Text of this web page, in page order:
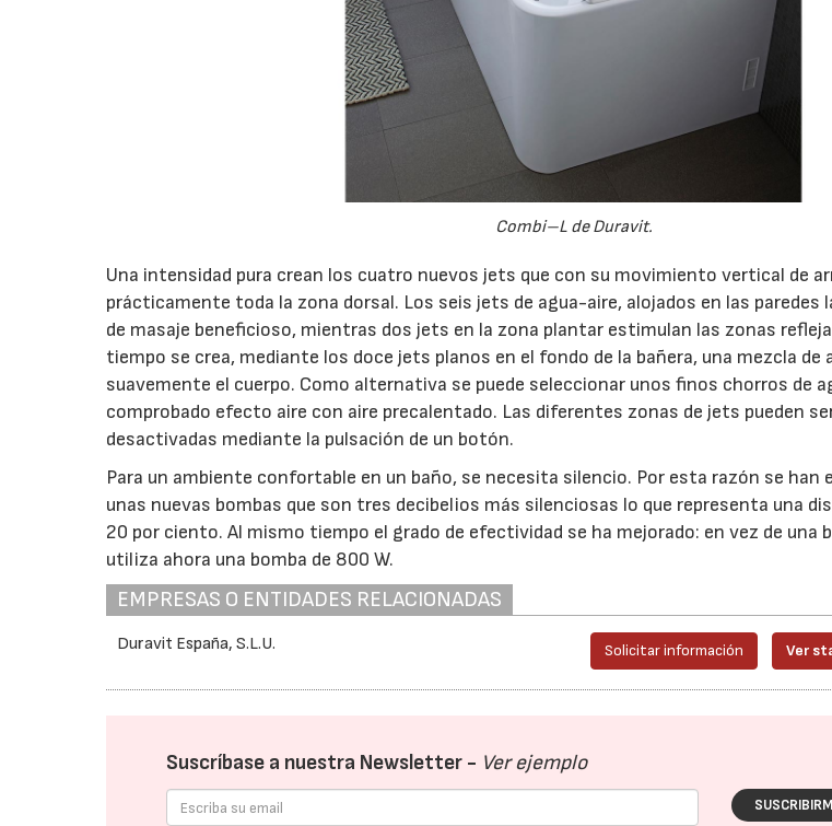
Combi–L de Duravit.
Una intensidad pura crean los cuatro nuevos jets que con su movimiento vertical de
prácticamente toda la zona dorsal. Los seis jets de agua-aire, alojados en las paredes
de masaje beneficioso, mientras dos jets en la zona plantar estimulan las zonas
tiempo se crea, mediante los doce jets planos en el fondo de la bañera, una mezcla de
suavemente el cuerpo. Como alternativa se puede seleccionar unos finos chorros de
comprobado efecto aire con aire precalentado. Las diferentes zonas de jets pueden
desactivadas mediante la pulsación de un botón.
Para un ambiente confortable en un baño, se necesita silencio. Por esta razón se han
unas nuevas bombas que son tres decibelios más silenciosas lo que representa una
20 por ciento. Al mismo tiempo el grado de efectividad se ha mejorado: en vez de una
utiliza ahora una bomba de 800 W.
EMPRESAS O ENTIDADES RELACIONADAS
Duravit España, S.L.U. Solicitar información Ver
Suscríbase a nuestra Newsletter - Ver ejemplo